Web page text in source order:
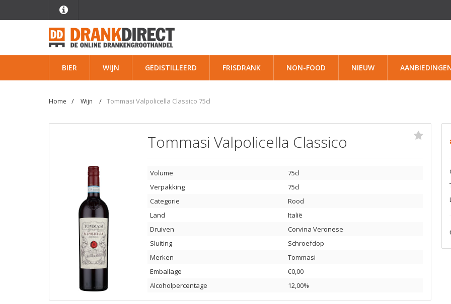
BIER WIJN GEDISTILLEERD FRISDRANK NON-FOOD NIEUW
Home Wijn Tommasi Valpolicella Classico 75cl
Tommasi Valpolicella Classico
Volume
75cl
Verpakking
75cl
Categorie
Rood
Land
Italië
Druiven
Corvina Veronese
Sluiting
Schroefdop
Merken
Tommasi
Emballage
€0,00
Alcoholpercentage
12,00%